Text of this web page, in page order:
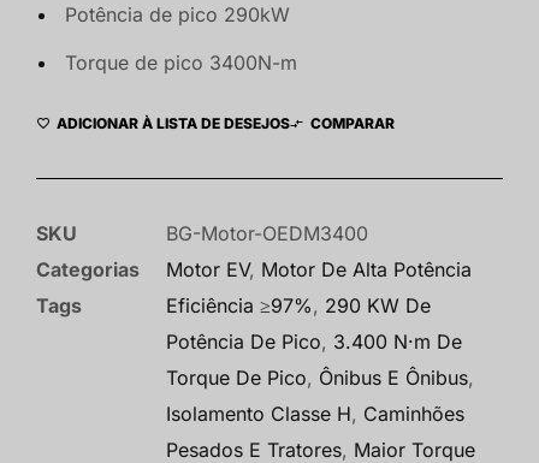
Potência de pico 290kW
Torque de pico 3400N-m
ADICIONAR À LISTA DE DESEJOS COMPARAR
SKU
BG-Motor-OEDM3400
Categorias
Motor EV, Motor De Alta Potência
Tags
Eficiência ≥97%, 290 KW De
Potência De Pico, 3.400 N·m De
Torque De Pico, Ônibus E Ônibus,
Isolamento Classe H, Caminhões
Pesados E Tratores, Maior Torque